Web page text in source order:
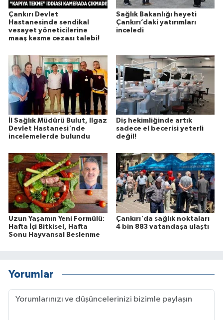
Çankırı Devlet
Hastanesinde sendikal
vesayet yöneticilerine
maaş kesme cezası talebi!
Sağlık Bakanlığı heyeti
Çankırı’daki yatırımları
inceledi
İl Sağlık Müdürü Bulut, Ilgaz
Devlet Hastanesi'nde
incelemelerde bulundu
Diş hekimliğinde artık
sadece el becerisi yeterli
değil!
Uzun Yaşamın Yeni Formülü:
Hafta İçi Bitkisel, Hafta
Sonu Hayvansal Beslenme
Çankırı'da sağlık noktaları
4 bin 883 vatandaşa ulaştı
Yorumlar